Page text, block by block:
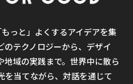
っと」よくするアイデアを集
のテクノロジーから、デザイ
地域の実践まで。世界中に散ら
を当てながら、対話を通じて